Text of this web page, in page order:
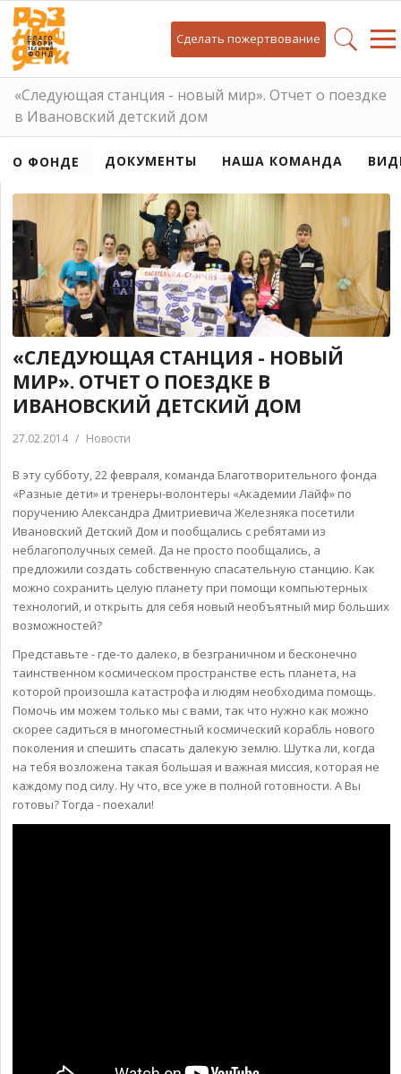
Сделать пожертвование
«Следующая станция - новый мир». Отчет о поездке
в Ивановский детский дом
О ФОНДЕ ДОКУМЕНТЫ НАША КОМАНДА
«СЛЕДУЮЩАЯ СТАНЦИЯ - НОВЫЙ
МИР». ОТЧЕТ О ПОЕЗДКЕ В
ИВАНОВСКИЙ ДЕТСКИЙ ДОМ
27.02.2014 / Новости
В эту субботу, 22 февраля, команда Благотворительного фонда
«Разные дети» и тренеры-волонтеры «Академии Лайф» по
поручению Александра Дмитриевича Железняка посетили
Ивановский Детский Дом и пообщались с ребятами из
неблагополучных семей. Да не просто пообщались, а
предложили создать собственную спасательную станцию. Как
можно сохранить целую планету при помощи компьютерных
технологий, и открыть для себя новый необъятный мир больших
возможностей?
Представьте - где-то далеко, в безграничном и бесконечно
таинственном космическом пространстве есть планета, на
которой произошла катастрофа и людям необходима помощь.
Помочь им можем только мы с вами, так что нужно как можно
скорее садиться в многоместный космический корабль нового
поколения и спешить спасать далекую землю. Шутка ли, когда
на тебя возложена такая большая и важная миссия, которая не
каждому под силу. Ну что, все уже в полной готовности. А Вы
готовы? Тогда - поехали!